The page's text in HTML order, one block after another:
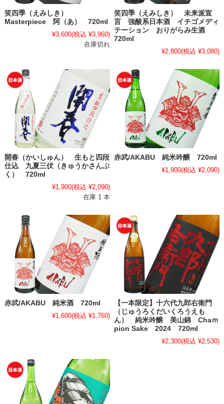
笑四季（えみしき）
Masterpiece 阿（あ） 720ml
¥3,600(税込 ¥3,960)
在庫切れ
笑四季（えみしき） 未来派宣
言 強酸系日本酒 イチゴメディ
テーション おりがらみ生酒
720ml
¥2,800(税込 ¥3,080)
開春（かいしゅん） 生もと四段
仕込 九夏三伏（きゅうかさんぷ
く） 720ml
¥1,900(税込 ¥2,090)
在庫 1 本
赤武/AKABU 純米吟醸 720ml
¥1,900(税込 ¥2,090)
赤武/AKABU 純米酒 720ml
¥1,600(税込 ¥1,760)
【一本限定】十六代九郎右衛門
（じゅうろくだいくろうえも
ん） 純米吟醸 美山錦 Chaｍ
pion Sake 2024 720ml
¥2,300(税込 ¥2,530)